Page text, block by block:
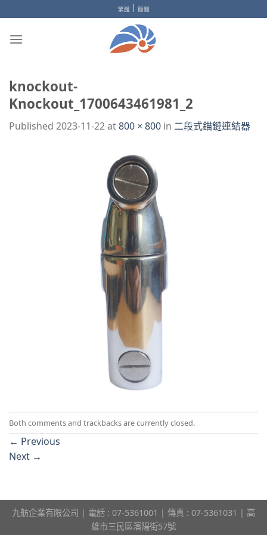
to
content
繁體 | 簡體
knockout-
Knockout_1700643461981_2
Published 2023-11-22at800 × 800 in 二段式錨鏈連結器
Both comments and trackbacks are currently closed.
← Previous
Next →
九舫企業有限公司 | 電話 : 07-5361001 | 傳真 : 07-5361031 | 高
雄市三民區瀋陽街57號